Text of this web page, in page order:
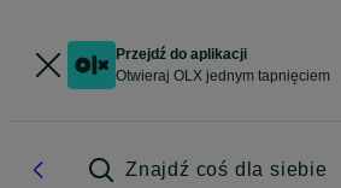
Przejdź do aplikacji
Otwieraj OLX jednym tapnięciem
Znajdź coś dla siebie